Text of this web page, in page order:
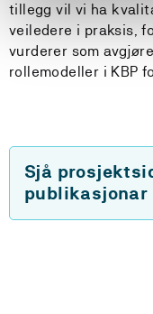
tillegg vil vi ha
veiledere i praksis,
vurderer som
rollemodeller i KBP
Sjå
publikasjonar